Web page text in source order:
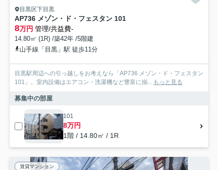
目黒区下目黒
AP736 メゾン・ド・フェスタン 101
8万円 管理/共益費-
14.80㎡ (1R) /築42年 /5階建
山手線「目黒」駅 徒歩11分
目黒駅周辺への引っ越しをお考えなら「AP736 メゾン・ド・フェスタン
101」。室内設備はエアコン・洗濯機など豊富に揃... もっと見る
募集中の部屋
101
8万円
1階 / 14.80㎡ / 1R
賃貸マンション